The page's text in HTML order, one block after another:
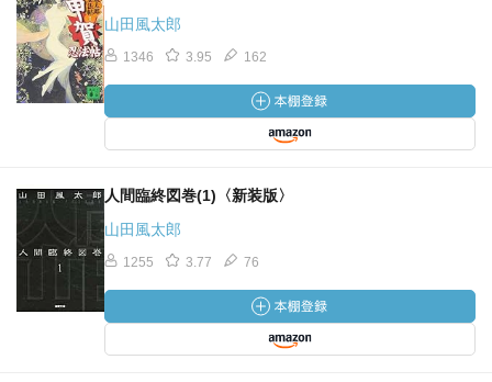
山田風太郎
1346 3.95 162
人間臨終図巻(1)〈新装版〉
山田風太郎
1255 3.77 76